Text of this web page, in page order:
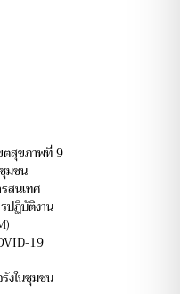
ตสุขภาพที่ 9
มชน
สนเทศ
ปฏิบัติงาน
19
งในชุมชน